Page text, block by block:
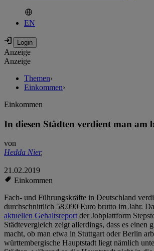
EN
Anzeige
Anzeige
Themen›
Einkommen›
Einkommen
In diesen Städten verdient man am
von
Hedda Nier,
21.02.2019
Einkommen
Fach- und Führungskräfte in Deutschland
durchschnittlich 58.090 Euro brutto im Jahr.
aktuellen Gehaltsreportder Jobplattform
Städtevergleich zeigt allerdings, dass es einen
macht, ob man etwa in Stuttgart oder Berlin
württembergische Hauptstadt liegt nämlich